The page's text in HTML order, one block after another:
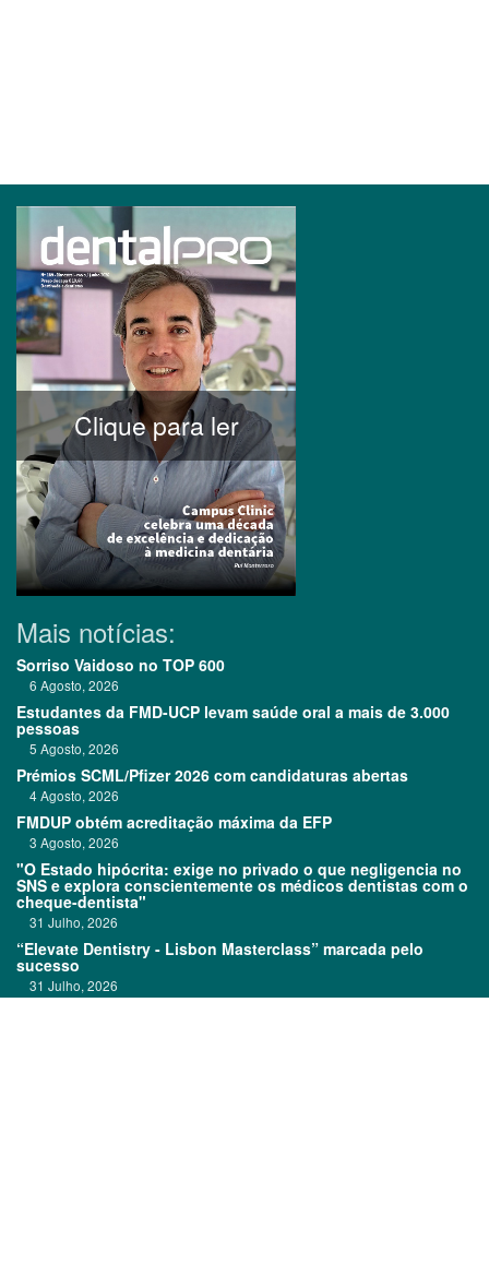
Clique para ler
Mais notícias:
Sorriso Vaidoso no TOP 600
6 Agosto, 2026
Estudantes da FMD-UCP levam saúde oral a mais de 3.000
pessoas
5 Agosto, 2026
Prémios SCML/Pfizer 2026 com candidaturas abertas
4 Agosto, 2026
FMDUP obtém acreditação máxima da EFP
3 Agosto, 2026
"O Estado hipócrita: exige no privado o que negligencia no
SNS e explora conscientemente os médicos dentistas com o
cheque-dentista"
31 Julho, 2026
“Elevate Dentistry - Lisbon Masterclass” marcada pelo
sucesso
31 Julho, 2026